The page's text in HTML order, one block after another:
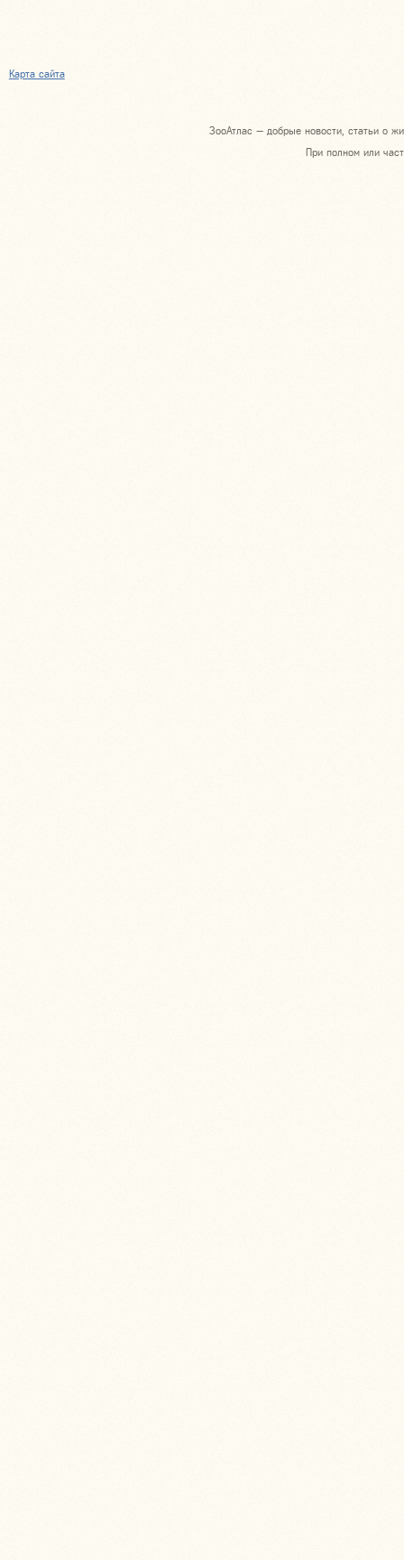
Карта сайта
ЗооАтлас — добрые новости, статьи о
При полном или